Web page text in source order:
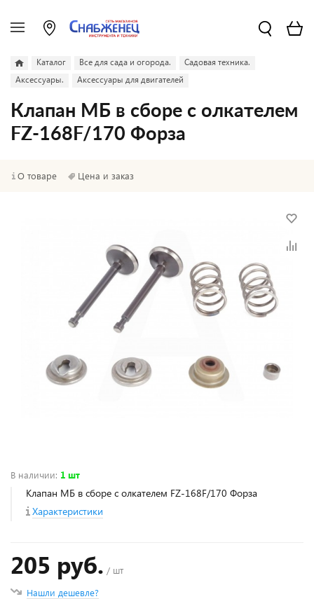
Каталог Все для сада и огорода.
Садовая техника.
Аксессуары.
Аксессуары для двигателей
Клапан МБ в сборе с олкателем
FZ-168F/170 Форза
О товаре Цена и заказ
В наличии: 1 шт
Клапан МБ в сборе с олкателем FZ-168F/170 Форза
Характеристики
205 руб. / шт
Нашли дешевле?